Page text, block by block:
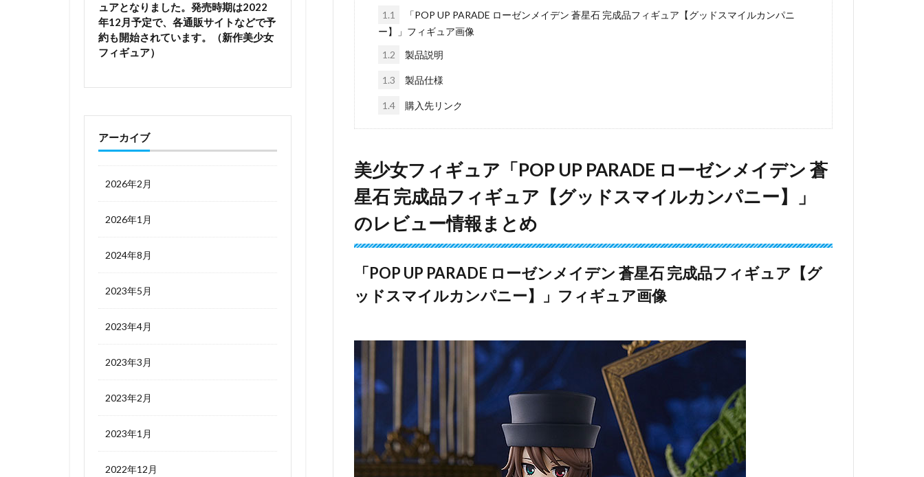
1.1
「POP UP PARADE ローゼンメイデン 蒼星石 完成品フィギュア【グッドスマイルカンパニ
ー】」フィギュア画像
1.2
製品説明
1.3 製品仕様
1.4 購入先リンク
美少女フィギュア「POP UP PARADE ローゼンメイデン 蒼
星石 完成品フィギュア【グッドスマイルカンパニー】」
のレビュー情報まとめ
「POP UP PARADE ローゼンメイデン 蒼星石 完成品フィギュア【グ
ッドスマイルカンパニー】」フィギュア画像
ュアとなりました。発売時期は2022
年12月予定で、各通販サイトなどで予
約も開始されています。（新作美少女
フィギュア）
アーカイブ
2026年2月
2026年1月
2024年8月
2023年5月
2023年4月
2023年3月
2023年2月
2023年1月
2022年12月